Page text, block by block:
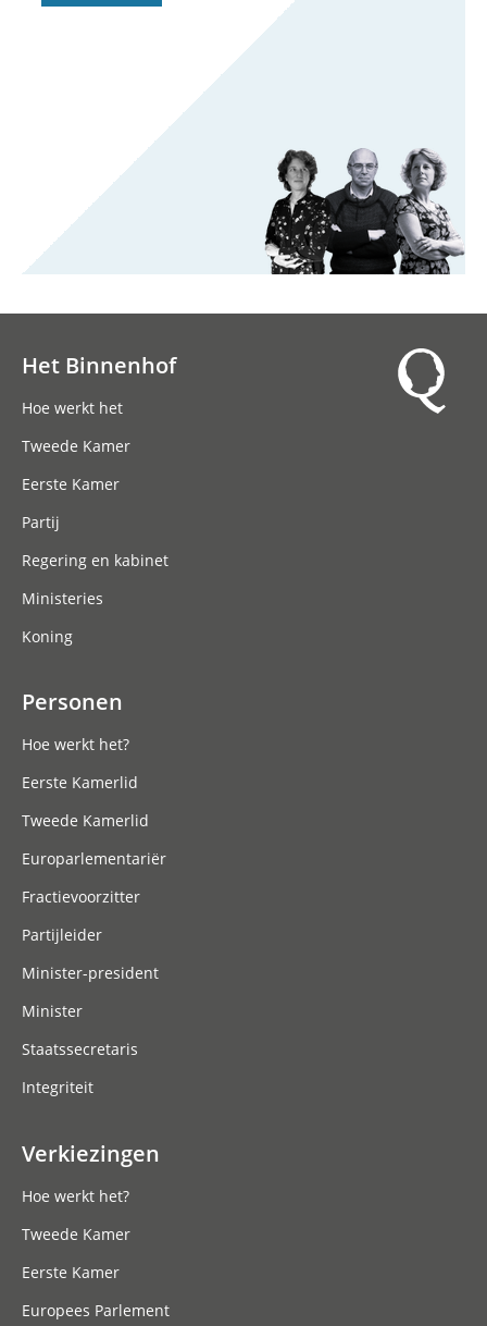
Het Binnenhof
Hoe werkt het
Tweede Kamer
Eerste Kamer
Partij
Regering en kabinet
Ministeries
Koning
Personen
Hoe werkt het?
Eerste Kamerlid
Tweede Kamerlid
Europarlementariër
Fractievoorzitter
Partijleider
Minister-president
Minister
Staatssecretaris
Integriteit
Verkiezingen
Hoe werkt het?
Tweede Kamer
Eerste Kamer
Europees Parlement